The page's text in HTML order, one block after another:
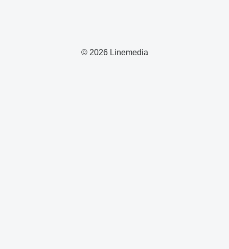
© 2026 Linemedia